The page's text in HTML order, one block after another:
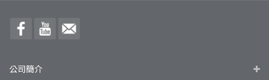
公司簡介